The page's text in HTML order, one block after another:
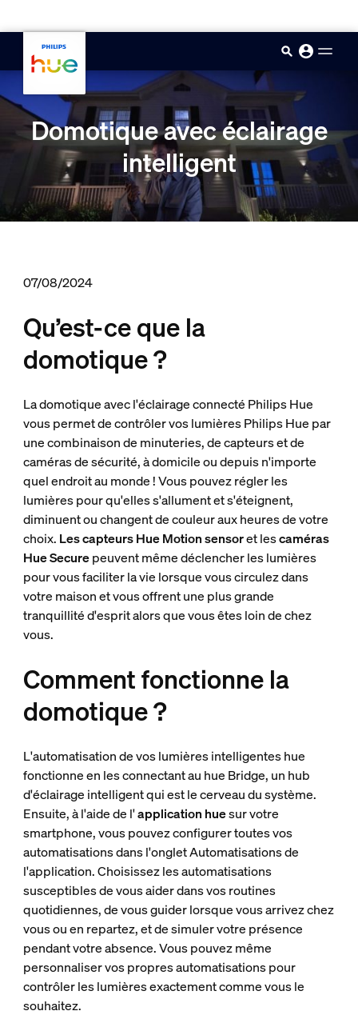
Domotique avec éclairage
intelligent
07/08/2024
Qu’est-ce que la
domotique ?
La domotique avec l'éclairage connecté Philips Hue
vous permet de contrôler vos lumières Philips Hue par
une combinaison de minuteries, de capteurs et de
caméras de sécurité, à domicile ou depuis n'importe
quel endroit au monde ! Vous pouvez régler les
lumières pour qu'elles s'allument et s'éteignent,
diminuent ou changent de couleur aux heures de votre
choix. Les capteurs Hue Motion sensoret lescaméras
Hue Securepeuvent même déclencher les lumières
pour vous faciliter la vie lorsque vous circulez dans
votre maison et vous offrent une plus grande
tranquillité d'esprit alors que vous êtes loin de chez
vous.
Comment fonctionne la
domotique ?
L'automatisation de vos lumières intelligentes hue
fonctionne en les connectant au hue Bridge, un hub
d'éclairage intelligent qui est le cerveau du système.
Ensuite, à l'aide de l'application huesur votre
smartphone, vous pouvez configurer toutes vos
automatisations dans l'onglet Automatisations de
l'application. Choisissez les automatisations
susceptibles de vous aider dans vos routines
quotidiennes, de vous guider lorsque vous arrivez chez
vous ou en repartez, et de simuler votre présence
pendant votre absence. Vous pouvez même
personnaliser vos propres automatisations pour
contrôler les lumières exactement comme vous le
souhaitez.